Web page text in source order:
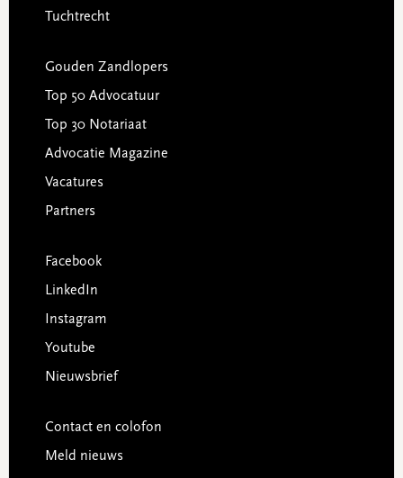
Tuchtrecht
Gouden Zandlopers
Top 50 Advocatuur
Top 30 Notariaat
Advocatie Magazine
Vacatures
Partners
Facebook
LinkedIn
Instagram
Youtube
Nieuwsbrief
Contact en colofon
Meld nieuws